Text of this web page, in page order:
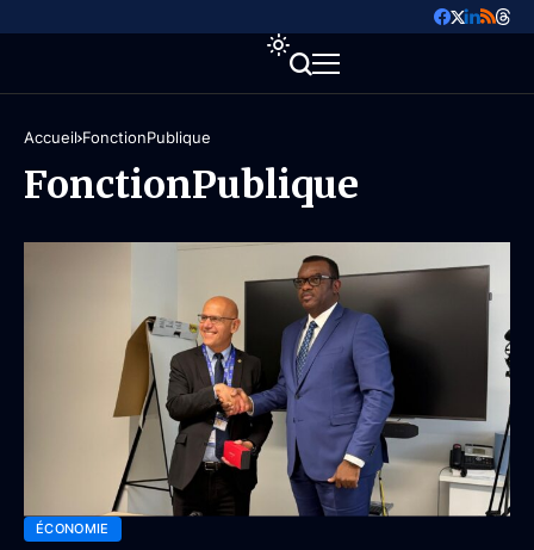
Accueil FonctionPublique
FonctionPublique
ÉCONOMIE